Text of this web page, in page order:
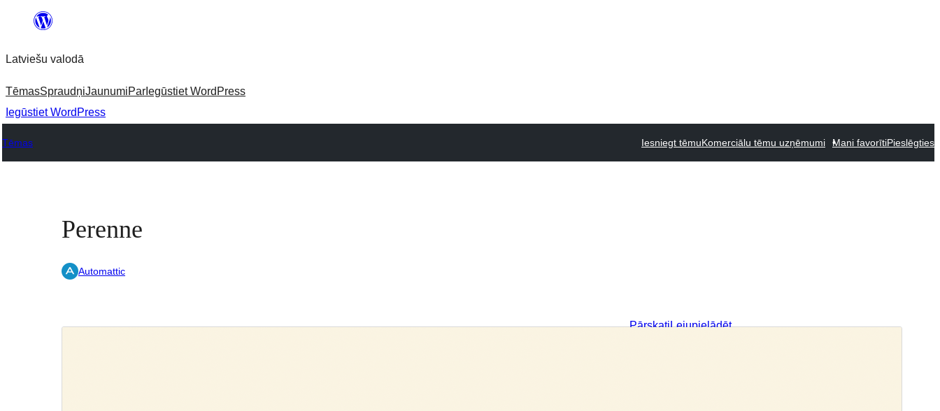
Pāriet
saturu
Latviešu valodā
TēmasSpraudņiJaunumiPar Iegūstiet WordPress
Iegūstiet WordPress
Tēmas Iesniegt tēmuKomerciālu tēmu uzņēmumi Mani favorītiPieslēgties
Perenne
Automattic
PārskatiLejupielādēt